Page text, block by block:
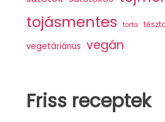
tojásmentes torta
vegetáriánus vegán
Friss receptek